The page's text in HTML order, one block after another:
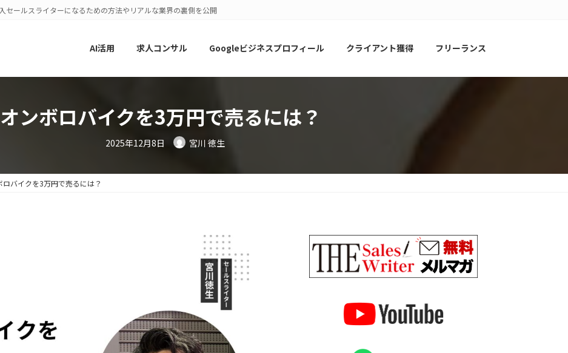
ールスライターになるための方法やリアルな業界の裏側を公開
AI活用 求人コンサル Googleビジネスプロフィール クライアント獲得 フリーランス
オンボロバイクを3万円で売るには？
2025年12月8日 宮川 徳生
ロバイクを3万円で売るには？